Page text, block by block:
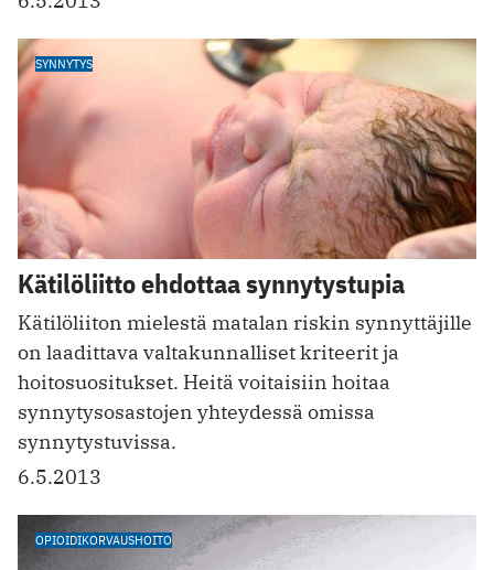
SYNNYTYS
Kätilöliitto ehdottaa synnytystupia
Kätilöliiton mielestä matalan riskin synnyttäjille
on laadittava valtakunnalliset kriteerit ja
hoitosuositukset. Heitä voitaisiin hoitaa
synnytysosastojen yhteydessä omissa
synnytystuvissa.
6.5.2013
OPIOIDIKORVAUSHOITO